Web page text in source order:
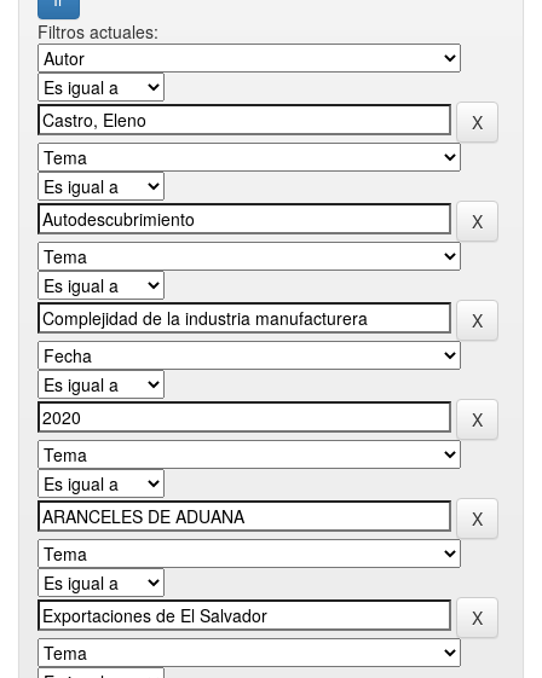
Filtros actuales: